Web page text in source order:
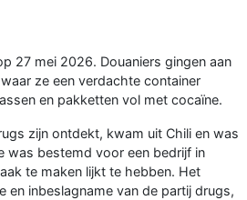
27 mei 2026. Douaniers gingen aan
ze een verdachte container
en pakketten vol met cocaïne.
zijn ontdekt, kwam uit Chili en was
was bestemd voor een bedrijf in
te maken lijkt te hebben. Het
en inbeslagname van de partij drugs,